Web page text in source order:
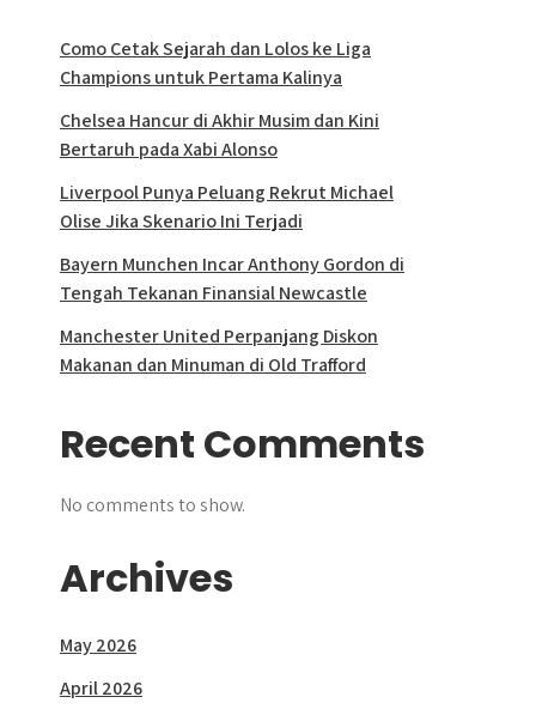
Como Cetak Sejarah dan Lolos ke Liga
Champions untuk Pertama Kalinya
Chelsea Hancur di Akhir Musim dan Kini
Bertaruh pada Xabi Alonso
Liverpool Punya Peluang Rekrut Michael
Olise Jika Skenario Ini Terjadi
Bayern Munchen Incar Anthony Gordon di
Tengah Tekanan Finansial Newcastle
Manchester United Perpanjang Diskon
Makanan dan Minuman di Old Trafford
Recent Comments
No comments to show.
Archives
May 2026
April 2026